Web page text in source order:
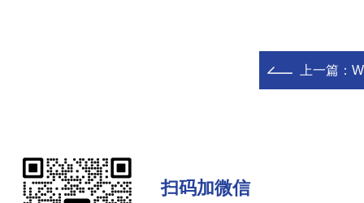
上一篇：
扫码加微信